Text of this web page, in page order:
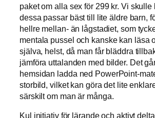
paket om alla sex för 299 kr. Vi skulle
dessa passar bäst till lite äldre barn,
hellre mellan- än lågstadiet, som
mentala pussel och kanske kan läsa
själva, helst, då man får bläddra
jämföra uttalanden med bilder. Det
hemsidan ladda ned PowerPoint-
storbild, vilket kan göra det lite
särskilt om man är många.
Kul initiativ för lärande och aktivt